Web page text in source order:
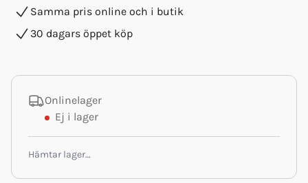
Samma pris online och i butik
30 dagars öppet köp
Onlinelager
Ej i lager
Hämtar lager…